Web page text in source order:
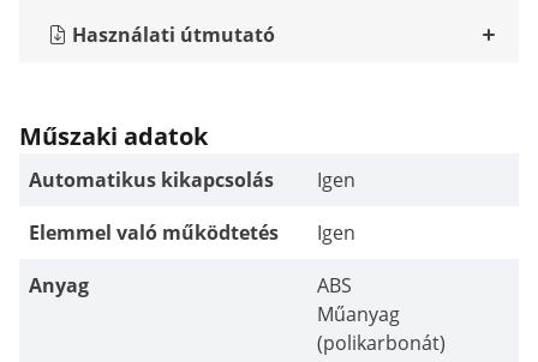
Használati útmutató
Műszaki adatok
Automatikus kikapcsolás
Igen
Elemmel való működtetés
Igen
Anyag
ABS
Műanyag
(polikarbonát)